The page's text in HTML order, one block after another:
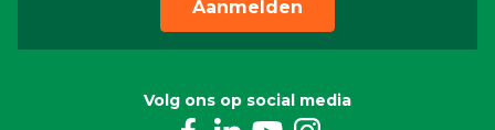
Aanmelden
Volg ons op social media